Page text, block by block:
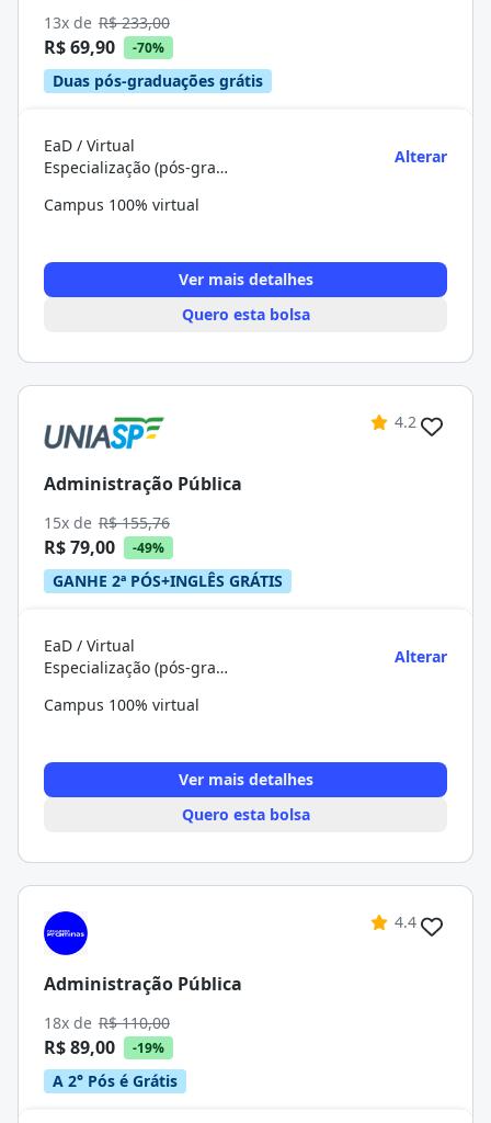
13x de R$ 233,00
R$ 69,90 -70%
Duas pós-graduações grátis
EaD / Virtual
Especialização (pós-graduação)
Alterar
Campus 100% virtual
Ver mais detalhes
Quero esta bolsa
4.2
Administração Pública
15x de R$ 155,76
R$ 79,00 -49%
GANHE 2ª PÓS+INGLÊS GRÁTIS
EaD / Virtual
Especialização (pós-graduação)
Alterar
Campus 100% virtual
Ver mais detalhes
Quero esta bolsa
4.4
Administração Pública
18x de R$ 110,00
R$ 89,00 -19%
A 2° Pós é Grátis